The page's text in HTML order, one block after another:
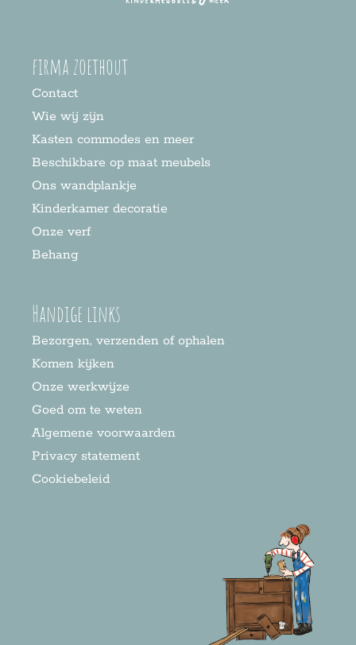
firma zoethout
Contact
Wie wij zijn
Kasten commodes en meer
Beschikbare op maat meubels
Ons wandplankje
Kinderkamer decoratie
Onze verf
Behang
Handige links
Bezorgen, verzenden of ophalen
Komen kijken
Onze werkwijze
Goed om te weten
Algemene voorwaarden
Privacy statement
Cookiebeleid